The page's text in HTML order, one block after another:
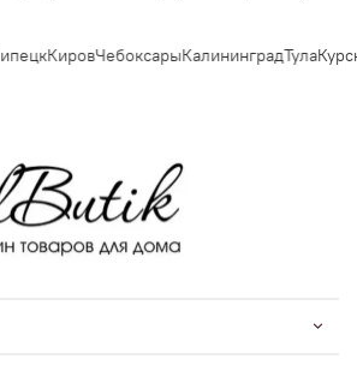
КировЧебоксарыКалининградТулаКурск